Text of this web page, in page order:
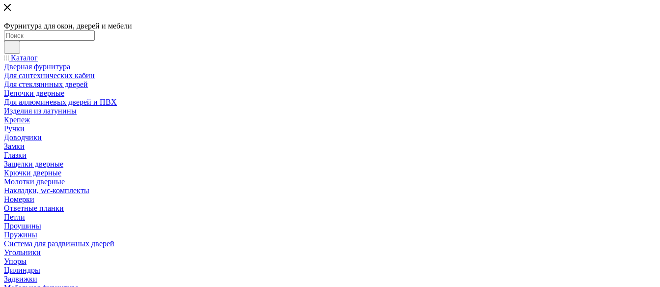
Фурнитура для окон, дверей и мебели
Каталог
Дверная фурнитура
Для сантехнических кабин
Для стекляннных дверей
Цепочки дверные
Для аллюминевых дверей и ПВХ
Изделия из латунины
Крепеж
Ручки
Доводчики
Замки
Глазки
Защелки дверные
Крючки дверные
Молотки дверные
Накладки, wc-комплекты
Номерки
Ответные планки
Петли
Проушины
Пружины
Система для раздвижных дверей
Угольники
Упоры
Цилиндры
Задвижки